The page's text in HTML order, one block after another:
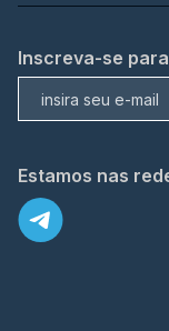
Inscreva-se
Estamos nas